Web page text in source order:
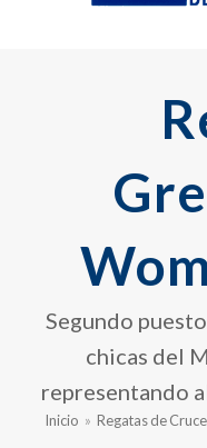
Segundo
chicas del
representando
Inicio » Regatas de